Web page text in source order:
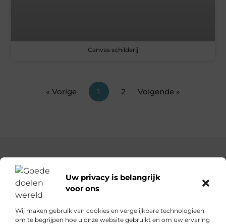
Uw privacy is belangrijk
voor ons
Wij maken gebruik van cookies en vergelijkbare technologieën
om te begrijpen hoe u onze website gebruikt en om uw ervaring
Canvas schilderij
« Vorige 1 2 Volgende »
Goededoelenwereld.nl – Verhalen die inspireren, impact die
Ontdek een diverse verzameling blogs en artikelen over